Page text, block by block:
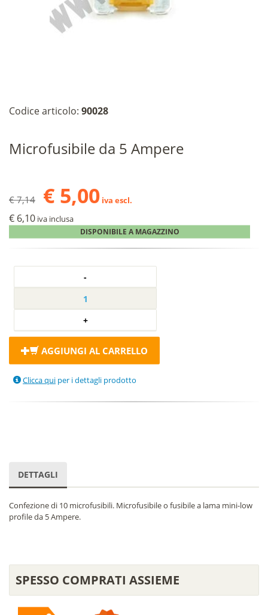
Codice articolo: 90028
Microfusibile da 5 Ampere
€ 7,14 € 5,00 iva escl.
€ 6,10 iva inclusa
DISPONIBILE A MAGAZZINO
AGGIUNGI AL CARRELLO
Clicca qui per i dettagli prodotto
DETTAGLI
Confezione di 10 microfusibili. Microfusibile o fusibile a lama mini-low
profile da 5 Ampere.
SPESSO COMPRATI ASSIEME